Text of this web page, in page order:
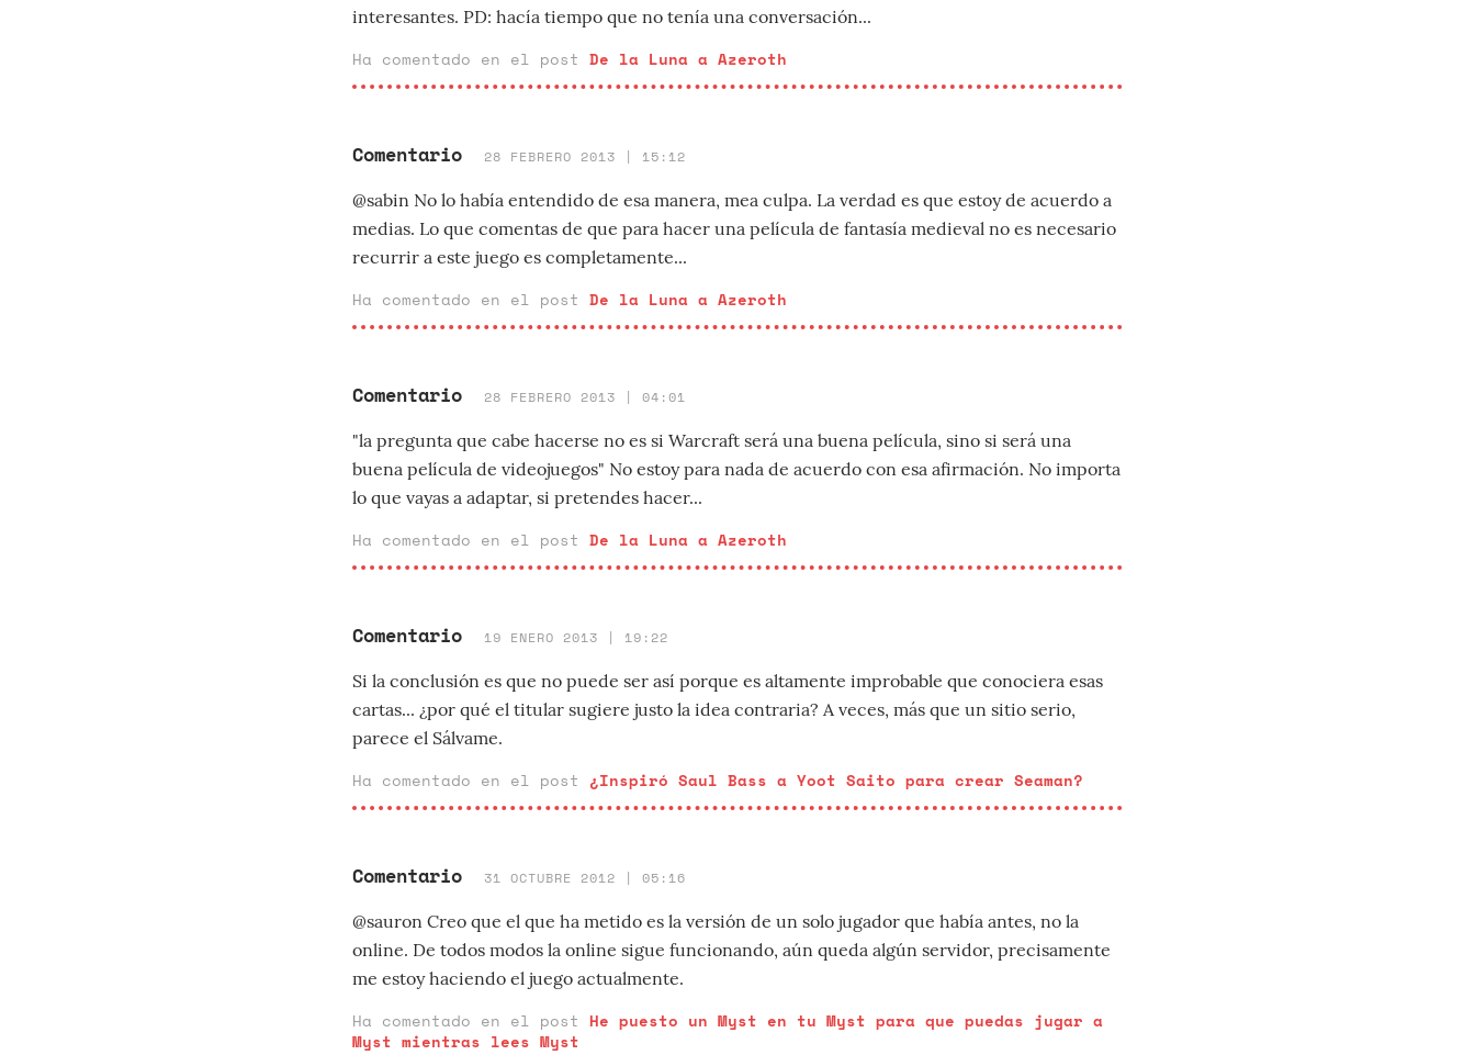
interesantes. PD: hacía tiempo que no tenía una conversación...
Ha comentado en el post De la Luna a Azeroth
Comentario 28 FEBRERO 2013 | 15:12
@sabin No lo había entendido de esa manera, mea culpa. La verdad es que estoy de acuerdo a
medias. Lo que comentas de que para hacer una película de fantasía medieval no es necesario
recurrir a este juego es completamente...
Ha comentado en el post De la Luna a Azeroth
Comentario 28 FEBRERO 2013 | 04:01
"la pregunta que cabe hacerse no es si Warcraft será una buena película, sino si será una
buena película de videojuegos" No estoy para nada de acuerdo con esa afirmación. No importa
lo que vayas a adaptar, si pretendes hacer...
Ha comentado en el post De la Luna a Azeroth
Comentario 19 ENERO 2013 | 19:22
Si la conclusión es que no puede ser así porque es altamente improbable que conociera esas
cartas... ¿por qué el titular sugiere justo la idea contraria? A veces, más que un sitio serio,
parece el Sálvame.
Ha comentado en el post ¿Inspiró Saul Bass a Yoot Saito para crear Seaman?
Comentario 31 OCTUBRE 2012 | 05:16
@sauron Creo que el que ha metido es la versión de un solo jugador que había antes, no la
online. De todos modos la online sigue funcionando, aún queda algún servidor, precisamente
me estoy haciendo el juego actualmente.
Ha comentado en el post He puesto un Myst en tu Myst para que puedas jugar a
Myst mientras lees Myst